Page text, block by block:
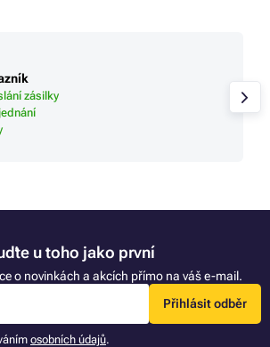
zásilky
u toho jako první
o novinkách a akcích přímo na váš e-mail.
Přihlásit odběr
osobních údajů.